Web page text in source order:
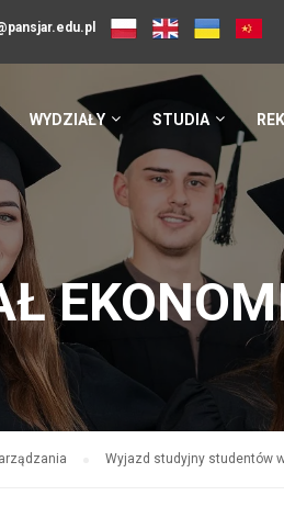
WYDZIAŁY STUDIA
Wyjazd studyjny studentów